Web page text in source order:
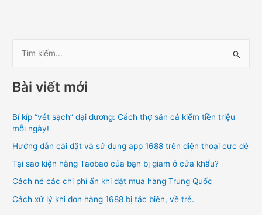
m
i
ế
m
:
Bài viết mới
Bí kíp “vét sạch” đại dương: Cách thợ săn cá kiếm tiền triệu
mỗi ngày!
Hướng dẫn cài đặt và sử dụng app 1688 trên điện thoại cực dễ
Tại sao kiện hàng Taobao của bạn bị giam ở cửa khẩu?
Cách né các chi phí ẩn khi đặt mua hàng Trung Quốc
Cách xử lý khi đơn hàng 1688 bị tắc biên, về trễ.